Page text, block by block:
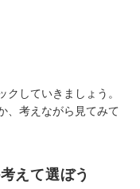
していきましょう。
、考えながら見てみて
えて選ぼう